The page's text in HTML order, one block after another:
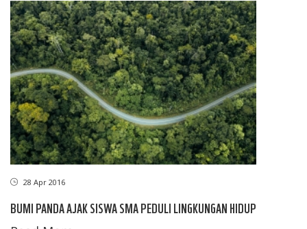
28 Apr 2016
BUMI PANDA AJAK SISWA SMA PEDULI LINGKUNGAN HIDUP